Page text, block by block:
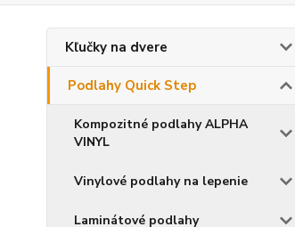
Kľučky na dvere
Podlahy Quick Step
Kompozitné podlahy ALPHA
VINYL
Vinylové podlahy na lepenie
Laminátové podlahy